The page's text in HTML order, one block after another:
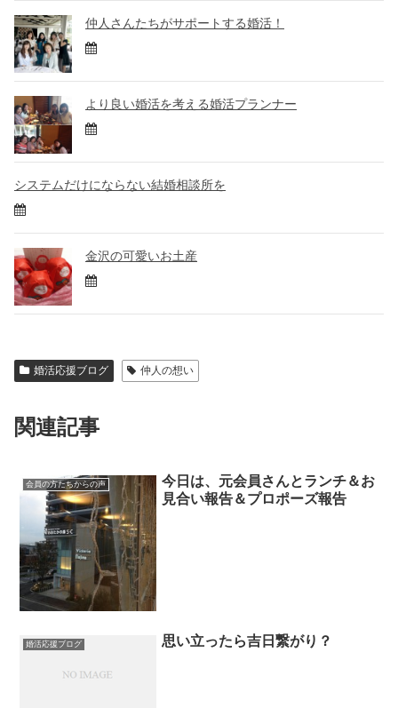
仲人さんたちがサポートする婚活！
より良い婚活を考える婚活プランナー
システムだけにならない結婚相談所を
金沢の可愛いお土産
婚活応援ブログ 仲人の想い
関連記事
会員の方たちからの声
今日は、元会員さんとランチ＆お
見合い報告＆プロポーズ報告
婚活応援ブログ 思い立ったら吉日繋がり？